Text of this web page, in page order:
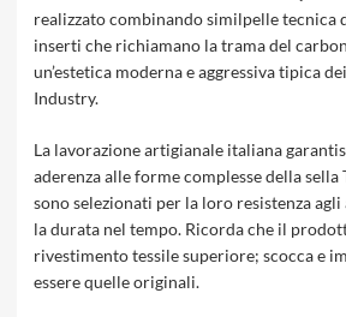
realizzato combinando similpelle tecnica
inserti che richiamano la trama del
un’estetica moderna e aggressiva tipica
Industry.
La lavorazione artigianale italiana
aderenza alle forme complesse della
sono selezionati per la loro resistenza
la durata nel tempo. Ricorda che il
rivestimento tessile superiore; scocca e
essere quelle originali.